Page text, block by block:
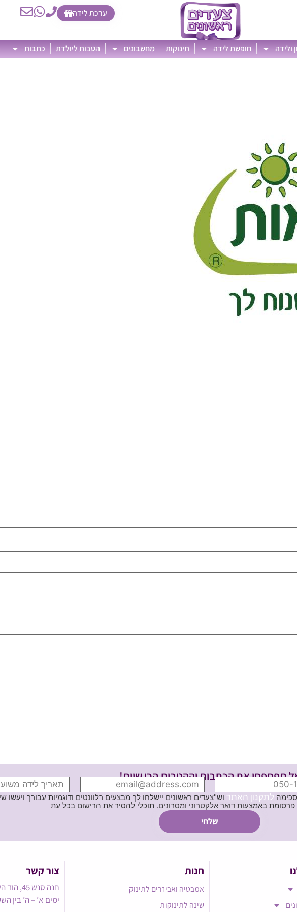
ערכת לידה
ולידה חופשת לידה תינוקות מחשבונים הטבות ליולדת כתבות
תפספסי את הכתבות וההטבות הכי שוות!
לתקנון האתר וש"צעדים ראשונים יישלחו לך מבצעים רלוונטים ודוגמיות עבורך ויעשו
אלקטרוני ומסרונים. תוכלי להסיר את הרישום בכל עת
חנות
אמבטיה ואביזרים לתינוק
שינה לתינוקות
צור קשר
חנה סנש 45, הוד השרון
ימים א’ – ה’ בין השעות 9:00